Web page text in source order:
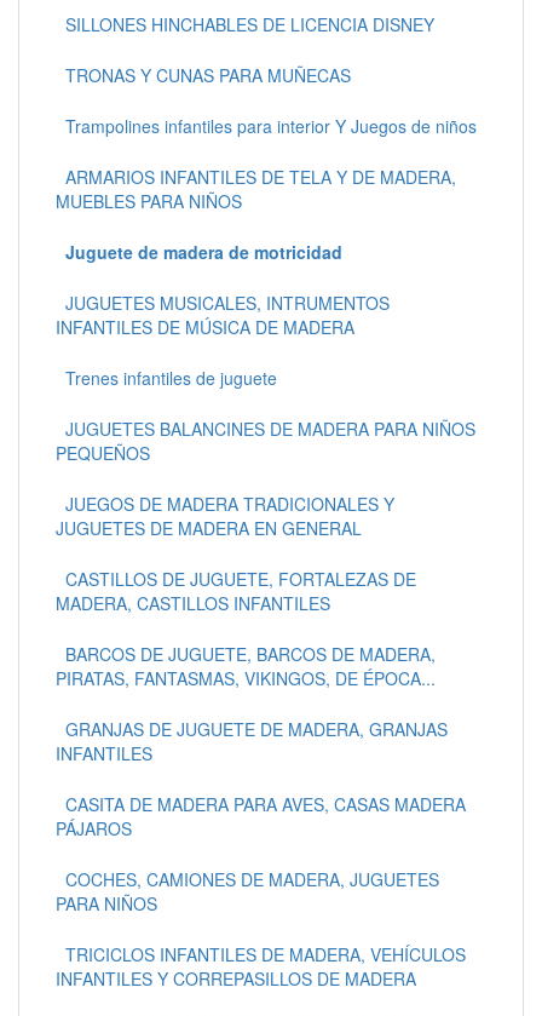
SILLONES HINCHABLES DE LICENCIA DISNEY
TRONAS Y CUNAS PARA MUÑECAS
Trampolines infantiles para interior Y Juegos de niños
ARMARIOS INFANTILES DE TELA Y DE MADERA,
MUEBLES PARA NIÑOS
Juguete de madera de motricidad
JUGUETES MUSICALES, INTRUMENTOS
INFANTILES DE MÚSICA DE MADERA
Trenes infantiles de juguete
JUGUETES BALANCINES DE MADERA PARA NIÑOS
PEQUEÑOS
JUEGOS DE MADERA TRADICIONALES Y
JUGUETES DE MADERA EN GENERAL
CASTILLOS DE JUGUETE, FORTALEZAS DE
MADERA, CASTILLOS INFANTILES
BARCOS DE JUGUETE, BARCOS DE MADERA,
PIRATAS, FANTASMAS, VIKINGOS, DE ÉPOCA...
GRANJAS DE JUGUETE DE MADERA, GRANJAS
INFANTILES
CASITA DE MADERA PARA AVES, CASAS MADERA
PÁJAROS
COCHES, CAMIONES DE MADERA, JUGUETES
PARA NIÑOS
TRICICLOS INFANTILES DE MADERA, VEHÍCULOS
INFANTILES Y CORREPASILLOS DE MADERA